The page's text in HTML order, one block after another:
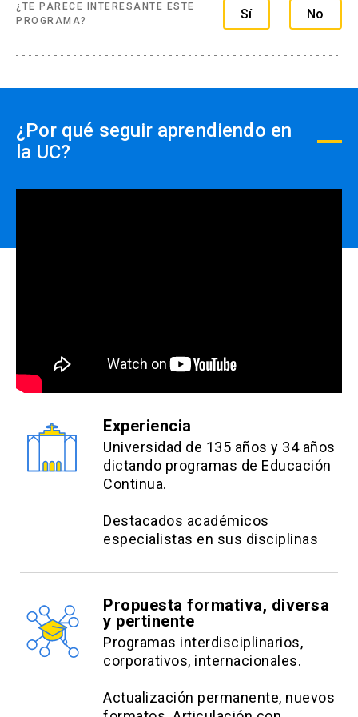
- Con ficha de inscripción y Orden de compra
¿TE PARECE INTERESANTE ESTE
PROGRAMA?
Sí No
¿Por qué seguir aprendiendo en
la UC?
Experiencia
Universidad de 135 años y 34 años
dictando programas de Educación
Continua.
Destacados académicos
especialistas en sus disciplinas
Propuesta formativa, diversa
y pertinente
Programas interdisciplinarios,
corporativos, internacionales.
Actualización permanente, nuevos